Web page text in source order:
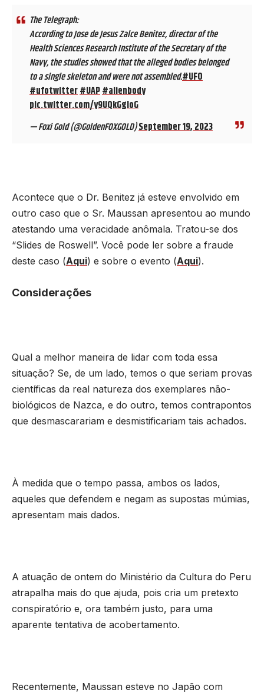
The Telegraph:
According to Jose de Jesus Zalce Benitez, director of the
Health Sciences Research Institute of the Secretary of the
Navy, the studies showed that the alleged bodies belonged
to a single skeleton and were not assembled.#UFO
#ufotwitter#UAP#alienbody
pic.twitter.com/y9UQkGgloG
— Foxi Gold (@GoldenFOXGOLD)September 19, 2023
Acontece que o Dr. Benitez já esteve envolvido em
outro caso que o Sr. Maussan apresentou ao mundo
atestando uma veracidade anômala. Tratou-se dos
“Slides de Roswell”. Você pode ler sobre a fraude
deste caso (Aqui) e sobre o evento (Aqui).
Considerações
Qual a melhor maneira de lidar com toda essa
situação? Se, de um lado, temos o que seriam provas
científicas da real natureza dos exemplares não-
biológicos de Nazca, e do outro, temos contrapontos
que desmascarariam e desmistificariam tais achados.
À medida que o tempo passa, ambos os lados,
aqueles que defendem e negam as supostas múmias,
apresentam mais dados.
A atuação de ontem do Ministério da Cultura do Peru
atrapalha mais do que ajuda, pois cria um pretexto
conspiratório e, ora também justo, para uma
aparente tentativa de acobertamento.
Recentemente, Maussan esteve no Japão com